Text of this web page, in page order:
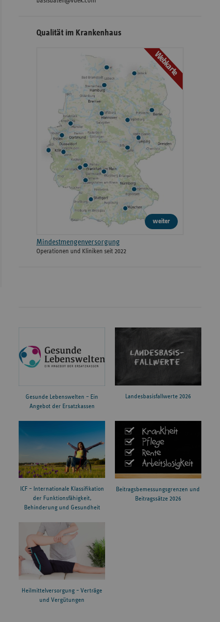
Qualität im Krankenhaus
Webkarte
weiter
Mindestmengenversorgung
Operationen und Kliniken seit 2022
Gesunde Lebenswelten – Ein
Angebot der Ersatzkassen
Landesbasisfallwerte 2026
ICF – Internationale Klassifikation
der Funktionsfähigkeit,
Behinderung und Gesundheit
Beitragsbemessungsgrenzen und
Beitragssätze 2026
Heilmittelversorgung – Verträge
und Vergütungen